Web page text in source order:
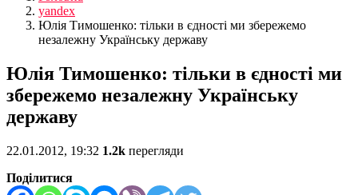
yandex
Юлія Тимошенко: тільки в єдності ми збережемо
незалежну Українську державу
Юлія Тимошенко: тільки в єдності ми
збережемо незалежну Українську
державу
22.01.2012, 19:32 1.2k перегляди
Поділитися